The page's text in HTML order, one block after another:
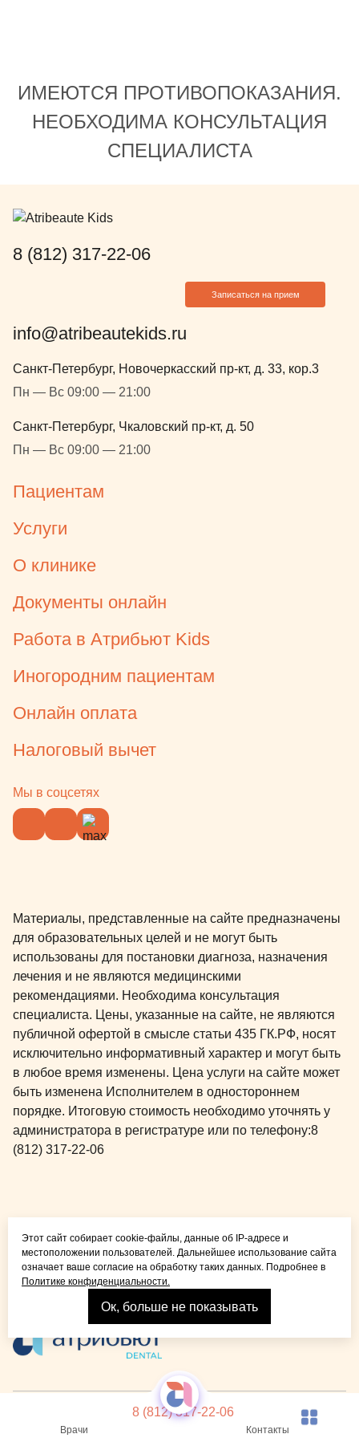
Врачи
8 (812) 317-22-06
Контакты
Анастасии
понравился её
ИМЕЮТСЯ ПРОТИВОПОКАЗАНИЯ.
НЕОБХОДИМА КОНСУЛЬТАЦИЯ
СПЕЦИАЛИСТА
8 (812) 317-22-06
Записаться на прием
info@atribeautekids.ru
Санкт-Петербург, Новочеркасский пр-кт, д. 33, кор.3
Пн — Вс 09:00 — 21:00
Санкт-Петербург, Чкаловский пр-кт, д. 50
Пн — Вс 09:00 — 21:00
Пациентам
Услуги
О клинике
Документы онлайн
Работа в Атрибьют Kids
Иногородним пациентам
Онлайн оплата
Налоговый вычет
Мы в соцсетях
Материалы, представленные на сайте предназначены
для образовательных целей и не могут быть
использованы для постановки диагноза, назначения
лечения и не являются медицинскими
рекомендациями. Необходима консультация
специалиста. Цены, указанные на сайте, не являются
публичной офертой в смысле статьи 435 ГК.РФ, носят
исключительно информативный характер и могут быть
в любое время изменены. Цена услуги на сайте может
быть изменена Исполнителем в одностороннем
порядке. Итоговую стоимость необходимо уточнять у
администратора в регистратуре или по телефону:8
(812) 317-22-06
детей и взрослых
Взрослая стоматология
© 2026 Детская стоматология Atribeaute KIDSЛицензия
Политика конфиденциальности Карта сайта
Этот сайт собирает cookie-файлы, данные об IP-адресе и
местоположении пользователей. Дальнейшее использование сайта
означает ваше согласие на обработку таких данных. Подробнее в
Политике конфиденциальности.
Ок, больше не показывать